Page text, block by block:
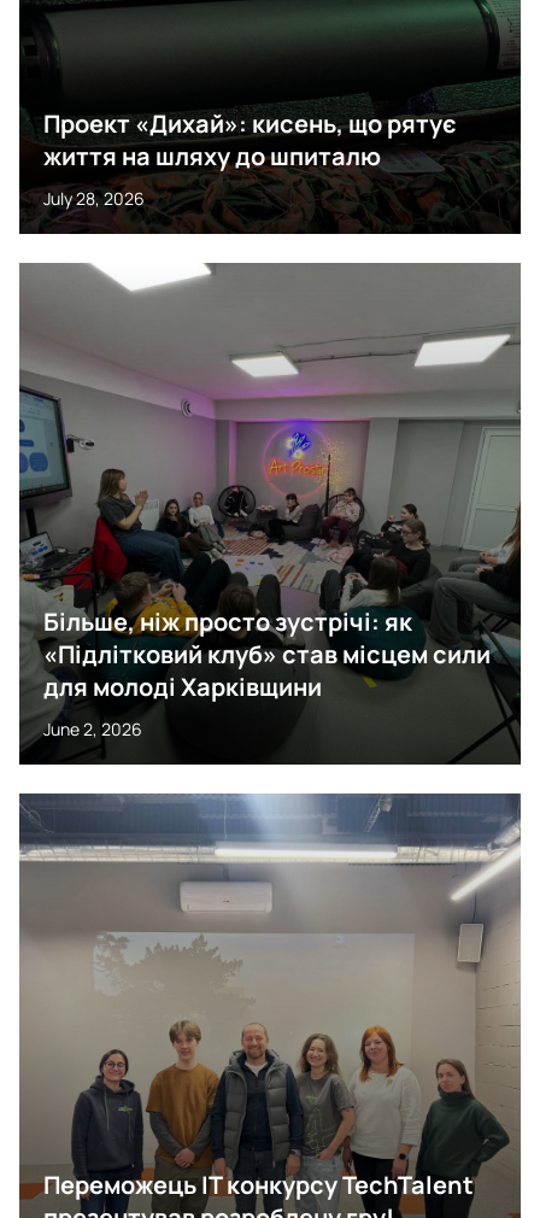
Проект «Дихай»: кисень, що рятує
життя на шляху до шпиталю
July 28, 2026
Більше, ніж просто зустрічі: як
«Підлітковий клуб» став місцем сили
для молоді Харківщини
June 2, 2026
Переможець IT конкурсу TechTalent